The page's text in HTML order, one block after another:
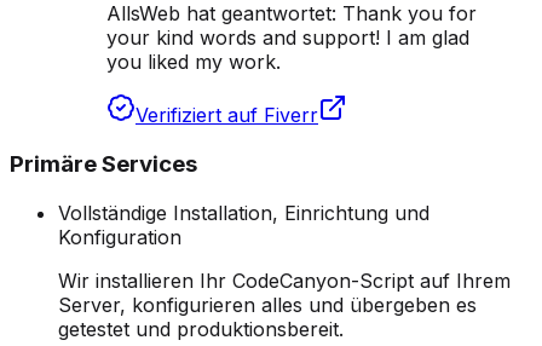
AllsWeb hat geantwortet: Thank you for
your kind words and support! I am glad
you liked my work.
Verifiziert auf Fiverr
Primäre Services
Vollständige Installation, Einrichtung und
Konfiguration
Wir installieren Ihr CodeCanyon-Script auf Ihrem
Server, konfigurieren alles und übergeben es
getestet und produktionsbereit.